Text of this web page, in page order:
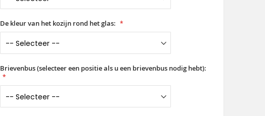
De kleur van het kozijn rond het glas:
Brievenbus (selecteer een positie als u een brievenbus nodig hebt):